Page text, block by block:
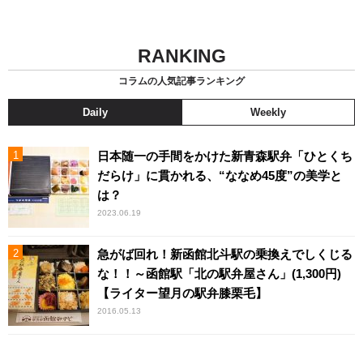
RANKING
コラムの人気記事ランキング
Daily Weekly
日本随一の手間をかけた新青森駅弁「ひとくち
だらけ」に貫かれる、“ななめ45度”の美学と
は？
2023.06.19
急がば回れ！新函館北斗駅の乗換えでしくじる
な！！～函館駅「北の駅弁屋さん」(1,300円)
【ライター望月の駅弁膝栗毛】
2016.05.13